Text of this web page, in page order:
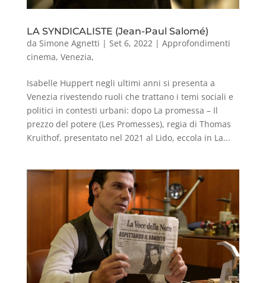
LA SYNDICALISTE (Jean-Paul Salomé)
da Simone Agnetti | Set 6, 2022| Approfondimenti
cinema, Venezia,
Isabelle Huppert negli ultimi anni si presenta a
Venezia rivestendo ruoli che trattano i temi sociali e
politici in contesti urbani: dopo La promessa – Il
prezzo del potere (Les Promesses), regia di Thomas
Kruithof, presentato nel 2021 al Lido, eccola in La...